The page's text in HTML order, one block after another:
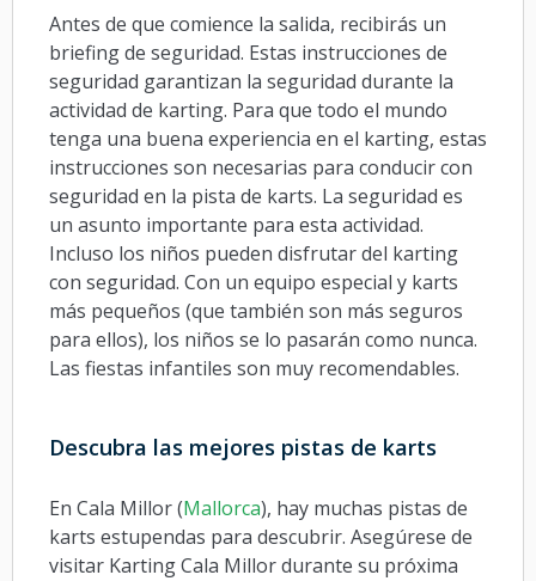
Antes de que comience la salida, recibirás un
briefing de seguridad. Estas instrucciones de
seguridad garantizan la seguridad durante la
actividad de karting. Para que todo el mundo
tenga una buena experiencia en el karting, estas
instrucciones son necesarias para conducir con
seguridad en la pista de karts. La seguridad es
un asunto importante para esta actividad.
Incluso los niños pueden disfrutar del karting
con seguridad. Con un equipo especial y karts
más pequeños (que también son más seguros
para ellos), los niños se lo pasarán como nunca.
Las fiestas infantiles son muy recomendables.
Descubra las mejores pistas de karts
En Cala Millor (Mallorca), hay muchas pistas de
karts estupendas para descubrir. Asegúrese de
visitar Karting Cala Millor durante su próxima